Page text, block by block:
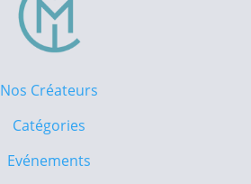
Nos Créateurs
Catégories
Evénements